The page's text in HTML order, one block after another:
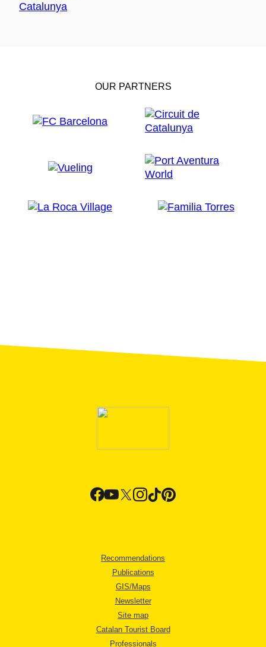
OUR PARTNERS
Recommendations
Publications
GIS/Maps
Newsletter
Site map
Catalan Tourist Board
Professionals